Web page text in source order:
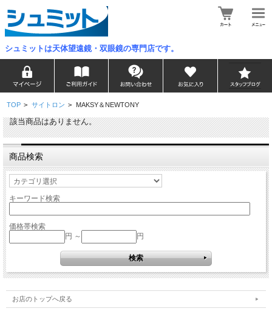
シュミットは天体望遠鏡・双眼鏡の専門店です。
TOP > サイトロン > MAKSY＆NEWTONY
該当商品はありません。
商品検索
キーワード検索
価格帯検索
円 ～
円
お店のトップへ戻る